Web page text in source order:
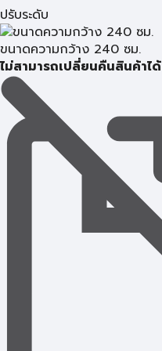
ปรับระดับ
ขนาดความกว้าง 240 ซม.
ไม่สามารถเปลี่ยนคืนสินค้าได้